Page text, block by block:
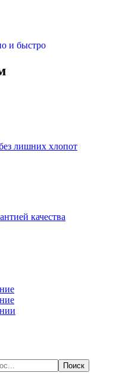
и быстро
лишних хлопот
качества